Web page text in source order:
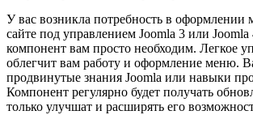
У вас возникла потребность в оформлении
сайте под управлением Joomla 3 или Joomla
компонент вам просто необходим. Легкое
облегчит вам работу и оформление меню.
продвинутые знания Joomla или навыки
Компонент регулярно будет получать
только улучшат и расширять его